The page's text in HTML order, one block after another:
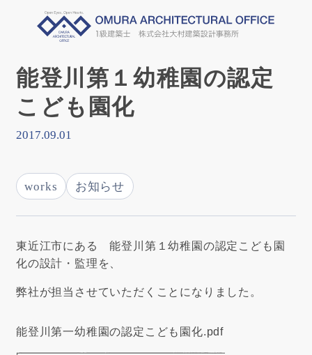
能登川第１幼稚園の認定
こども園化
2017.09.01
works お知らせ
東近江市にある 能登川第１幼稚園の認定こども園
化の設計・監理を、
弊社が担当させていただくことになりました。
能登川第一幼稚園の認定こども園化.pdf